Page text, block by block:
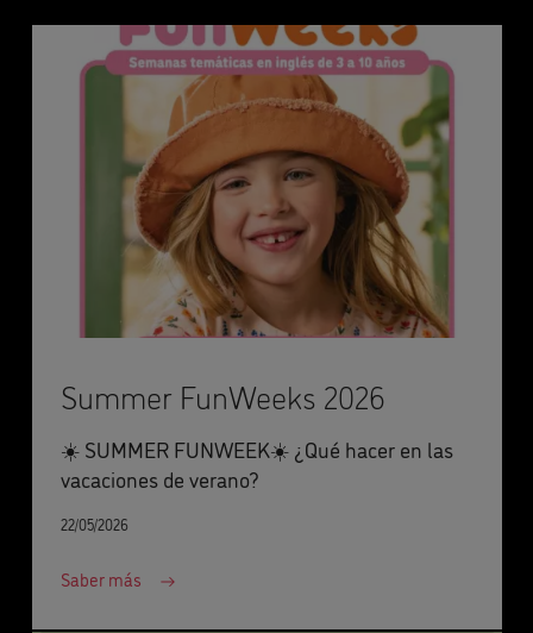
Summer FunWeeks 2026
☀️ SUMMER FUNWEEK☀️ ¿Qué hacer en las
vacaciones de verano?
22/05/2026
Saber más